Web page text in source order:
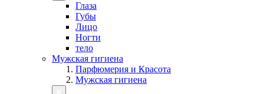
Глаза
Губы
Лицо
Ногти
тело
Мужская гигиена
Парфюмерия и Красота
Мужская гигиена